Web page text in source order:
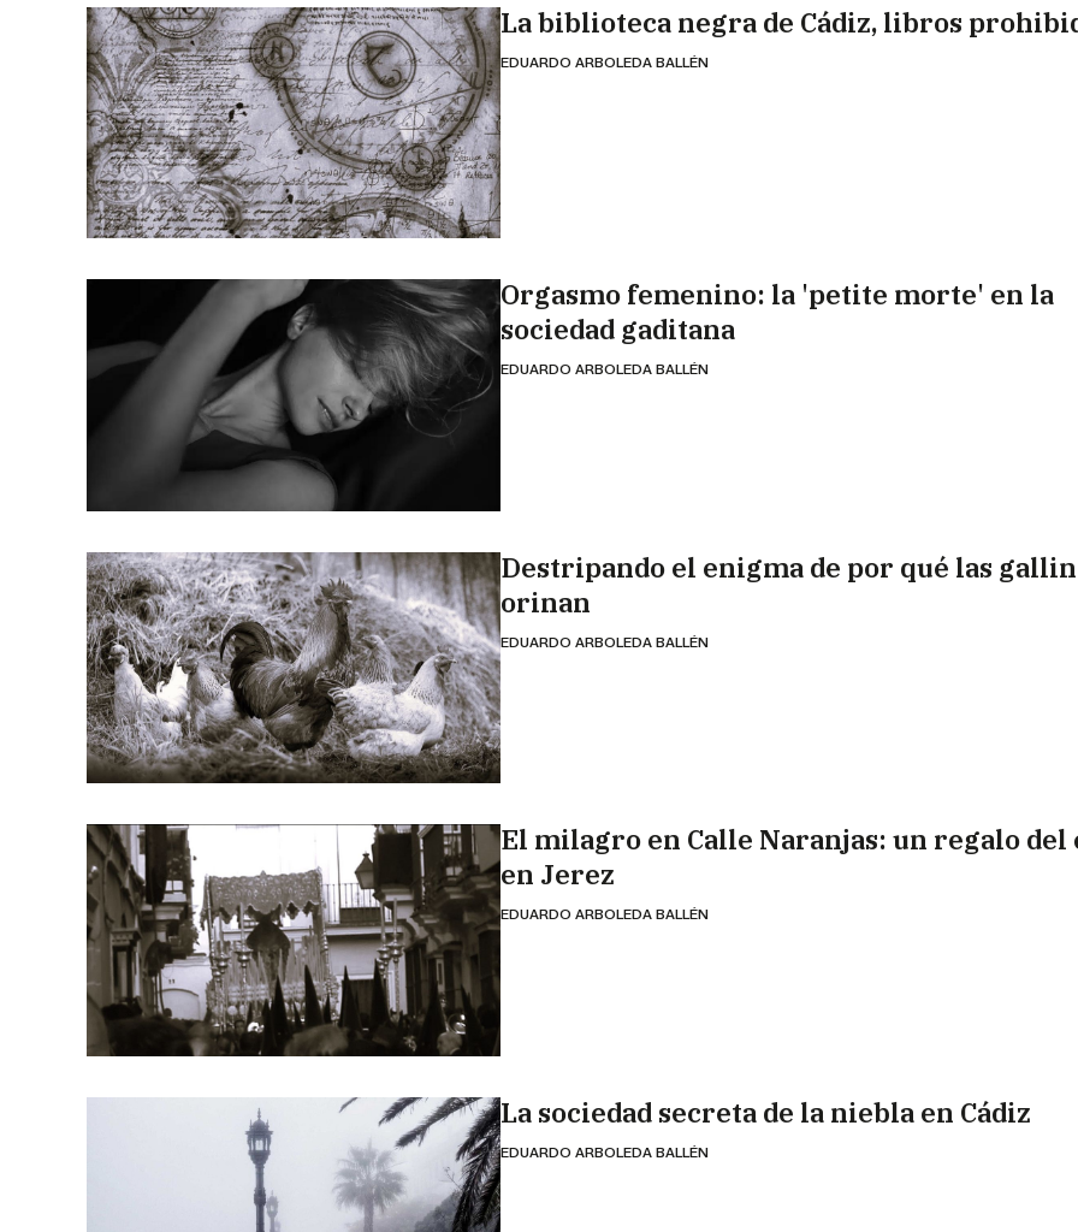
La biblioteca negra de Cádiz, libros
EDUARDO ARBOLEDA BALLÉN
Orgasmo femenino: la 'petite morte' en la
sociedad gaditana
EDUARDO ARBOLEDA BALLÉN
Destripando el enigma de por qué las
orinan
EDUARDO ARBOLEDA BALLÉN
El milagro en Calle Naranjas: un regalo del
en Jerez
EDUARDO ARBOLEDA BALLÉN
La sociedad secreta de la niebla en Cádiz
EDUARDO ARBOLEDA BALLÉN